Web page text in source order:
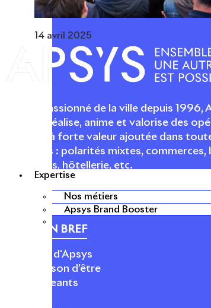
Expertise
Nos métiers
Apsys Brand Booster
14 avril 2025
Acteur passionné de la ville depuis 1996,
conçoit, réalise, anime et valorise des
urbaines à forte valeur ajoutée dans
fonctions : polarités mixtes, commerces,
logements, hôtellerie, etc.
APSYS EN BREF
À propos d'Apsys
Notre raison d’être
Nos dirigeants